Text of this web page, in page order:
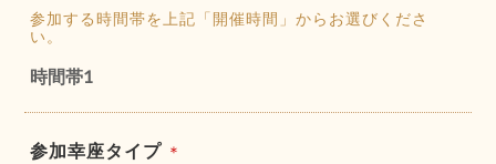
参加する時間帯を上記「開催時間」からお選びくださ
い。
時間帯1
参加幸座タイプ ＊